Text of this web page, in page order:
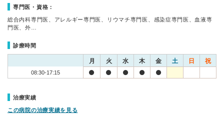
専門医・資格：
総合内科専門医、アレルギー専門医、リウマチ専門医、感染症専門医、血液専
門医、外…
診療時間
月 火 水 木 金 土 日 祝
08:30-17:15
治療実績
この病院の治療実績を見る